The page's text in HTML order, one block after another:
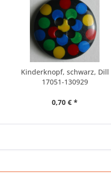
Kinderknopf, schwarz, Dill
17051-130929
0,70 € *